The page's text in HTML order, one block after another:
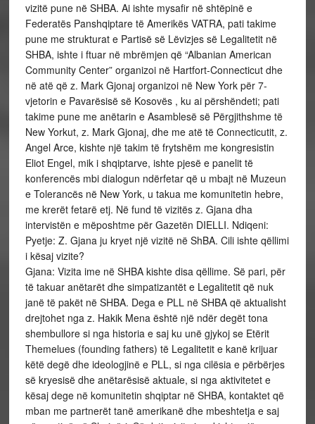
vizitë pune në SHBA. Ai ishte mysafir në shtëpinë e
Federatës Panshqiptare të Amerikës VATRA, pati takime
pune me strukturat e Partisë së Lëvizjes së Legalitetit në
SHBA, ishte i ftuar në mbrëmjen që “Albanian American
Community Center” organizoi në Hartfort-Connecticut dhe
në atë që z. Mark Gjonaj organizoi në New York për 7-
vjetorin e Pavarësisë së Kosovës , ku ai përshëndeti; pati
takime pune me anëtarin e Asamblesë së Përgjithshme të
New Yorkut, z. Mark Gjonaj, dhe me atë të Connecticutit, z.
Angel Arce, kishte një takim të frytshëm me kongresistin
Eliot Engel, mik i shqiptarve, ishte pjesë e panelit të
konferencës mbi dialogun ndërfetar që u mbajt në Muzeun
e Tolerancës në New York, u takua me komunitetin hebre,
me krerët fetarë etj. Në fund të vizitës z. Gjana dha
intervistën e mëposhtme për Gazetën DIELLI. Ndiqeni:
Pyetje: Z. Gjana ju kryet një vizitë në ShBA. Cili ishte qëllimi
i kësaj vizite?
Gjana: Vizita ime në SHBA kishte disa qëllime. Së pari, për
të takuar anëtarët dhe simpatizantët e Legalitetit që nuk
janë të pakët në SHBA. Dega e PLL në SHBA që aktualisht
drejtohet nga z. Hakik Mena është një ndër degët tona
shembullore si nga historia e saj ku unë gjykoj se Etërit
Themelues (founding fathers) të Legalitetit e kanë krijuar
këtë degë dhe ideologjinë e PLL, si nga cilësia e përbërjes
së kryesisë dhe anëtarësisë aktuale, si nga aktivitetet e
kësaj dege në komunitetin shqiptar në SHBA, kontaktet që
mban me partnerët tanë amerikanë dhe mbeshtetja e saj